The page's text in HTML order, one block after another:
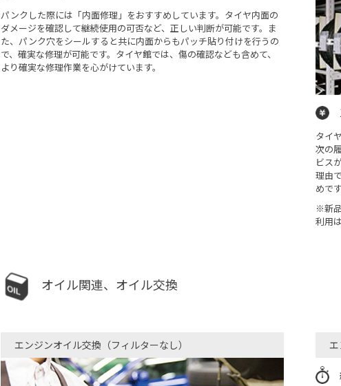
パンクした際には「内面修理」をおすすめしています。タイヤ内面の
ダメージを確認して継続使用の可否など、正しい判断が可能です。ま
た、パンク穴をシールすると共に内面からもパッチ貼り付けを行うの
で、確実な修理が可能です。タイヤ館では、傷の確認なども含めて、
より確実な修理作業を心がけています。
タイ
次の
ビス
理由
めで
※新
利用
オイル関連、オイル交換
エンジンオイル交換（フィルターなし）​